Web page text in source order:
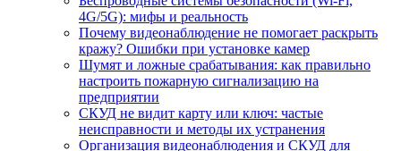
4G/5G): мифы и реальность
Почему видеонаблюдение не помогает раскрыть
кражу? Ошибки при установке камер
Шумят и ложные срабатывания: как правильно
настроить пожарную сигнализацию на
предприятии
СКУД не видит карту или ключ: частые
неисправности и методы их устранения
Организация видеонаблюдения и СКУД для